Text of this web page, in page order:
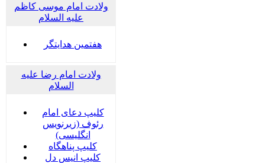
ولادت امام موسی کاظم
علیه السلام
هفتمین هدایتگر
ولادت امام رضا علیه
السلام
کلیپ دعای امام
رئوف (زیرنویس
انگلیسی)
کلیپ پناهگاه
کلیپ انیس دل